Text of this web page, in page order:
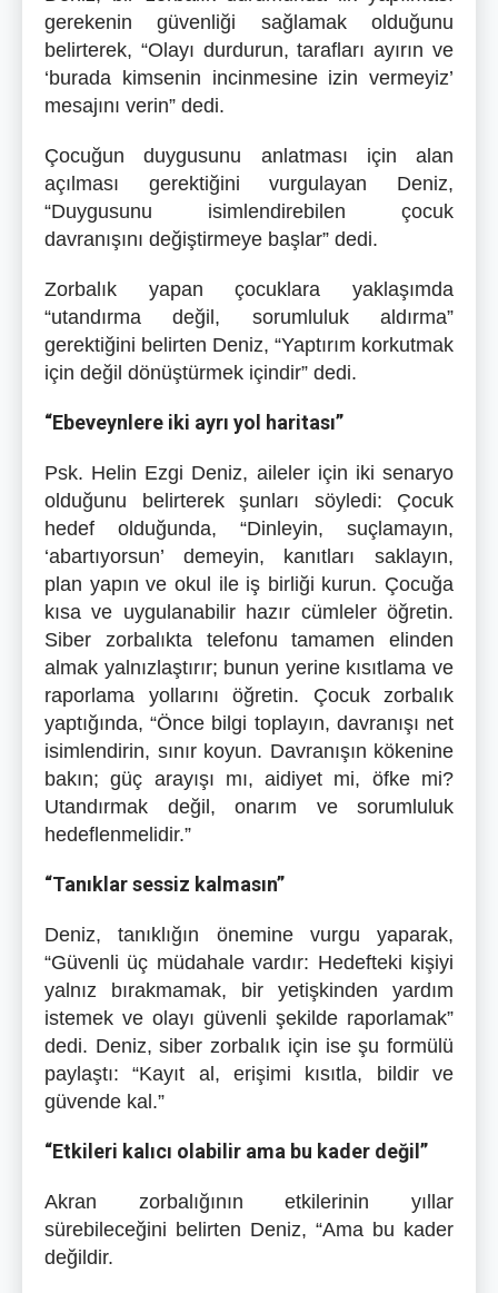
gerekenin güvenliği sağlamak olduğunu
belirterek, “Olayı durdurun, tarafları ayırın ve
‘burada kimsenin incinmesine izin vermeyiz’
mesajını verin” dedi.
Çocuğun duygusunu anlatması için alan
açılması gerektiğini vurgulayan Deniz,
“Duygusunu isimlendirebilen çocuk
davranışını değiştirmeye başlar” dedi.
Zorbalık yapan çocuklara yaklaşımda
“utandırma değil, sorumluluk aldırma”
gerektiğini belirten Deniz, “Yaptırım korkutmak
için değil dönüştürmek içindir” dedi.
“Ebeveynlere iki ayrı yol haritası”
Psk. Helin Ezgi Deniz, aileler için iki senaryo
olduğunu belirterek şunları söyledi: Çocuk
hedef olduğunda, “Dinleyin, suçlamayın,
‘abartıyorsun’ demeyin, kanıtları saklayın,
plan yapın ve okul ile iş birliği kurun. Çocuğa
kısa ve uygulanabilir hazır cümleler öğretin.
Siber zorbalıkta telefonu tamamen elinden
almak yalnızlaştırır; bunun yerine kısıtlama ve
raporlama yollarını öğretin. Çocuk zorbalık
yaptığında, “Önce bilgi toplayın, davranışı net
isimlendirin, sınır koyun. Davranışın kökenine
bakın; güç arayışı mı, aidiyet mi, öfke mi?
Utandırmak değil, onarım ve sorumluluk
hedeflenmelidir.”
“Tanıklar sessiz kalmasın”
Deniz, tanıklığın önemine vurgu yaparak,
“Güvenli üç müdahale vardır: Hedefteki kişiyi
yalnız bırakmamak, bir yetişkinden yardım
istemek ve olayı güvenli şekilde raporlamak”
dedi. Deniz, siber zorbalık için ise şu formülü
paylaştı: “Kayıt al, erişimi kısıtla, bildir ve
güvende kal.”
“Etkileri kalıcı olabilir ama bu kader değil”
Akran zorbalığının etkilerinin yıllar
sürebileceğini belirten Deniz, “Ama bu kader
değildir.